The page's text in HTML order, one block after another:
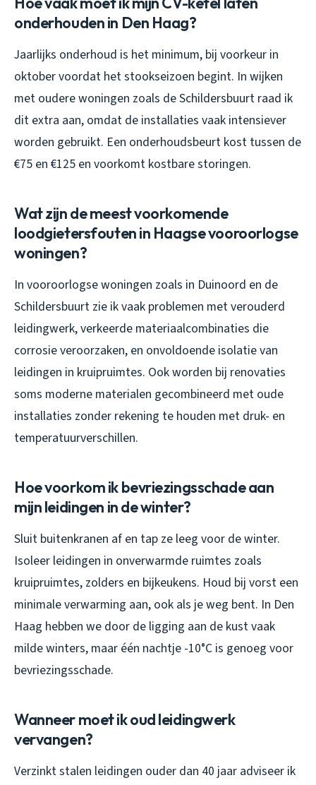
onderhouden in Den Haag?
Jaarlijks onderhoud is het minimum, bij voorkeur in
oktober voordat het stookseizoen begint. In wijken
met oudere woningen zoals de Schildersbuurt raad ik
dit extra aan, omdat de installaties vaak intensiever
worden gebruikt. Een onderhoudsbeurt kost tussen de
€75 en €125 en voorkomt kostbare storingen.
Wat zijn de meest voorkomende
loodgietersfouten in Haagse vooroorlogse
woningen?
In vooroorlogse woningen zoals in Duinoord en de
Schildersbuurt zie ik vaak problemen met verouderd
leidingwerk, verkeerde materiaalcombinaties die
corrosie veroorzaken, en onvoldoende isolatie van
leidingen in kruipruimtes. Ook worden bij renovaties
soms moderne materialen gecombineerd met oude
installaties zonder rekening te houden met druk- en
temperatuurverschillen.
Hoe voorkom ik bevriezingsschade aan
mijn leidingen in de winter?
Sluit buitenkranen af en tap ze leeg voor de winter.
Isoleer leidingen in onverwarmde ruimtes zoals
kruipruimtes, zolders en bijkeukens. Houd bij vorst een
minimale verwarming aan, ook als je weg bent. In Den
Haag hebben we door de ligging aan de kust vaak
milde winters, maar één nachtje -10°C is genoeg voor
bevriezingsschade.
Wanneer moet ik oud leidingwerk
vervangen?
Verzinkt stalen leidingen ouder dan 40 jaar adviseer ik